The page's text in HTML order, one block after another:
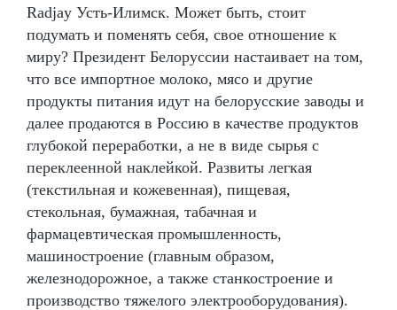
Radjay Усть-Илимск. Может быть, стоит
подумать и поменять себя, свое отношение к
миру? Президент Белоруссии настаивает на том,
что все импортное молоко, мясо и другие
продукты питания идут на белорусские заводы и
далее продаются в Россию в качестве продуктов
глубокой переработки, а не в виде сырья с
переклеенной наклейкой. Развиты легкая
(текстильная и кожевенная), пищевая,
стекольная, бумажная, табачная и
фармацевтическая промышленность,
машиностроение (главным образом,
железнодорожное, а также станкостроение и
производство тяжелого электрооборудования).